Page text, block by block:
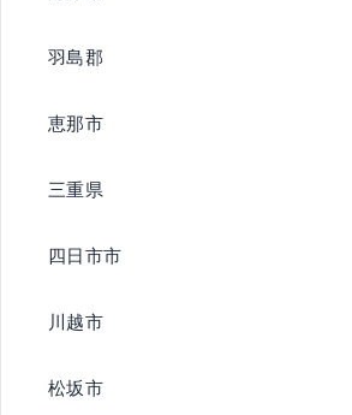
羽島郡
恵那市
三重県
四日市市
川越市
松坂市